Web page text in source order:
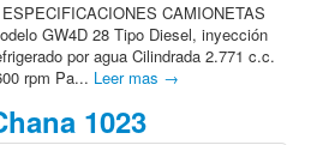
CAMIONETAS
GW4D 28 Tipo Diesel, inyección
por agua Cilindrada 2.771 c.c.
rpm Pa... Leer mas →
1023